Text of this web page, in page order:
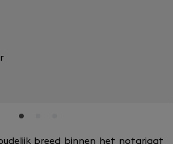
breed binnen het notariaat